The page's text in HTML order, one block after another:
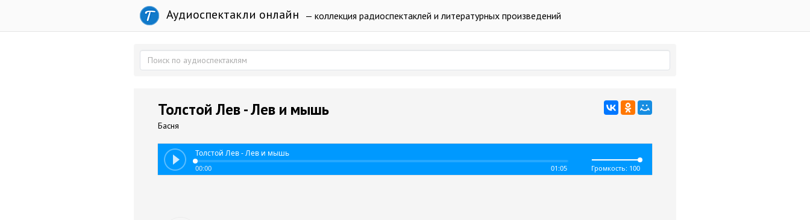
Аудиоспектакли онлайн — коллекция радиоспектаклей и литературных произведений
Толстой Лев - Лев и мышь
Басня
Толстой Лев - Лев и мышь
00:00 01:05 Громкость: 100